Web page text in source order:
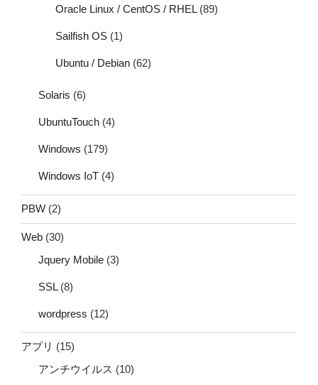
Oracle Linux / CentOS / RHEL(89)
Sailfish OS (1)
Ubuntu / Debian (62)
Solaris (6)
UbuntuTouch (4)
Windows (179)
Windows IoT (4)
PBW (2)
Web (30)
Jquery Mobile (3)
SSL(8)
wordpress (12)
アプリ (15)
アンチウイルス (10)